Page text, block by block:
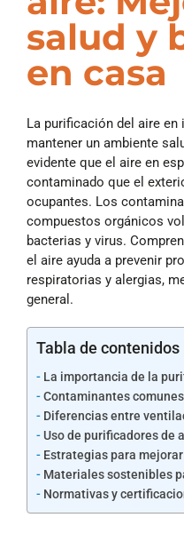
salud y
en casa
La purificación del aire
mantener un ambiente
evidente que el aire en
contaminado que el
ocupantes. Los
compuestos orgánicos
bacterias y virus.
el aire ayuda a prevenir
respiratorias y alergias,
general.
Tabla de contenidos
La importancia de la
Contaminantes
Diferencias entre
Uso de purificadores de
Estrategias para
Materiales sostenibles
Normativas y